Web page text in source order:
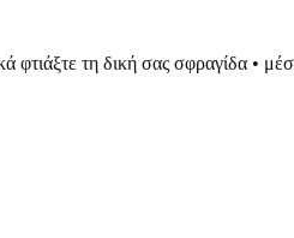
φτιάξτε τη δική σας σφραγίδα •